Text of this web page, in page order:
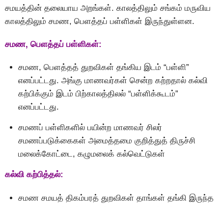
சமயத்தின் தலையாய அறங்கள். காலத்திலும் சங்கம் மருவிய
காலத்திலும் சமண, பெளத்தப் பள்ளிகள் இருந்துள்ளன.
சமண, பெளத்தப் பள்ளிகள்:
சமண, பெளத்தத் துறவிகள் தங்கிய இடம் “பள்ளி”
எனப்பட்டது. அங்கு மாணவர்கள் சென்ற கற்றதால் கல்வி
கற்பிக்கும் இடம் பிற்காலத்திலல் “பள்ளிக்கூடம்”
எனப்பட்டது.
சமணப் பள்ளிகளில் பயின்ற மாணவர் சிலர்
சமணப்படுக்கைகள் அமைத்தமை குறித்துத் திருச்சி
மலைக்கோட்டை, கழுமலைக் கல்வெட்டுகள்
கல்வி கற்பித்தல்:
சமண சமயத் திகம்பரத் துறவிகள் தாங்கள் தங்கி இருந்த